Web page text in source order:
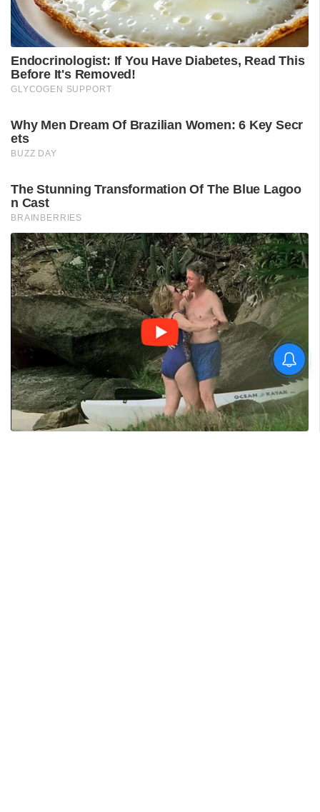
ലഹരികേസ് പ്രതികളായ
സ്ത്രീകളുടെ ദൃശ്യങ്ങൾ
പകർത്തി പ്രചരിപ്പിക്കരുത്:
എക്സൈസ്
ഉദ്യോഗസ്ഥർക്ക് പുതിയ
മാർഗനിർദേശം